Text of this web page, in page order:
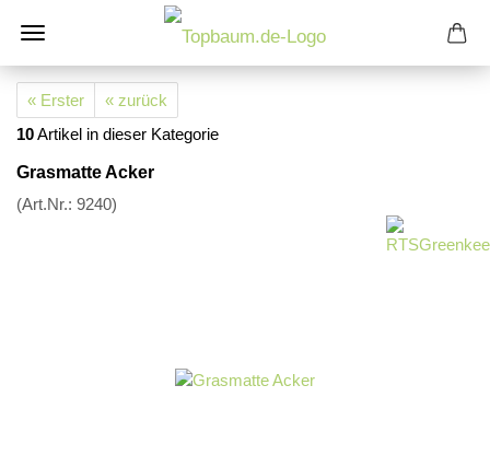
« Erster
« zurück
10Artikel in dieser Kategorie
Grasmatte Acker
(Art.Nr.: 9240)